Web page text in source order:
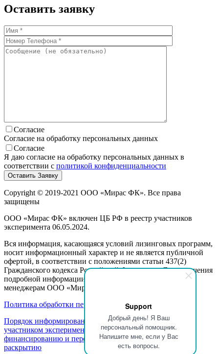
Support
Добрый день! Я Ваш
персональный помощник.
Напишите мне, если у Вас
есть вопросы.
Оставить заявку
Согласие
Согласие на обработку персональных данных
Согласие
Я даю согласие на обработку персональных данных в
соответствии с политикой конфиденциальности
Copyright © 2019-2021 ООО «Мирас ФК». Все права
защищены
ООО «Мирас ФК» включен ЦБ РФ в реестр участников
эксперимента 06.05.2024.
Вся информация, касающаяся условий лизинговых программ,
носит информационный характер и не является публичной
офертой, в соответствии с положениями статьи 437(2)
Гражданского кодекса Российской Федерации. Для получения
подробной информации, пожалуйста, обращайтесь к
менеджерам ООО «Мирас ФК».
Политика обработки персональных данных
Порядок информирования клиентов об осуществлении
участником эксперимента деятельности по партнерскому
финансированию и перечень информации, подлежащей
раскрытию